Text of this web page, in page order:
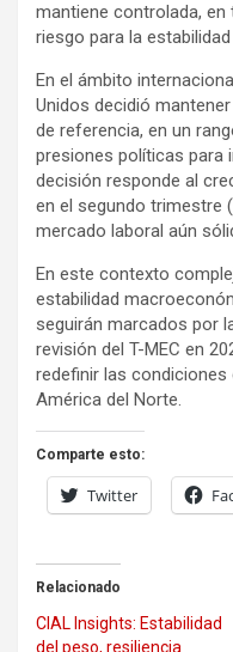
mantiene controlada, en
riesgo para la
En el ámbito
Unidos decidió
de referencia, en un
presiones políticas para
decisión responde al
en el segundo trimestre
mercado laboral aún
En este contexto
estabilidad
seguirán marcados por
revisión del T-MEC en
redefinir las
América del Norte.
Comparte esto:
Twitter
Relacionado
CIAL Insights: Estabilidad
del peso, resiliencia